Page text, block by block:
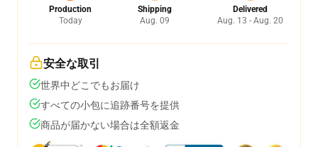
Production
Today
Shipping
Aug. 09
Delivered
Aug. 13 - Aug. 20
安全な取引
世界中どこでもお届け
すべての小包に追跡番号を提供
商品が届かない場合は全額返金